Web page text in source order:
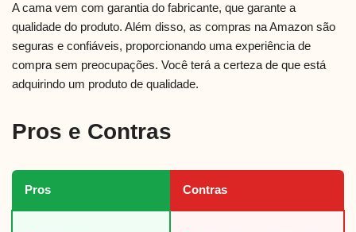
A cama vem com garantia do fabricante, que garante a
qualidade do produto. Além disso, as compras na Amazon são
seguras e confiáveis, proporcionando uma experiência de
compra sem preocupações. Você terá a certeza de que está
adquirindo um produto de qualidade.
Pros e Contras
Pros Contras